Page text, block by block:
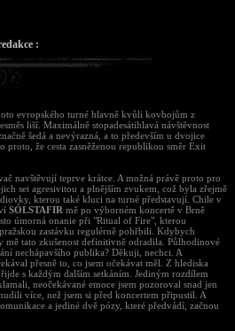
:
evropského turné hlavně kvůli kovbojům z
liší. Maximálně stopadesátihlavá návštěvnost
šedá a nevýrazná, a to především u dvojice
že cesta zasněženou republikou směr Exit
navštěvují teprve krátce. A možná právě proto pro
set agresivitou a plnějším zvukem, což byla zřejmě
kterou také kluci na turné představují. Chile v
SÓLSTAFIR mě po výborném koncertě v Brně
úmorná onanie při "Ritual of Fire", kterou
zastávku regulérně pohřbili. Kdybych
mě tato zkušenost definitivně odradila. Půlhodinové
nechápavšího publika? Děkuji, nechci. A
přesně to, co jsem očekávat měl. Z hlediska
s každým dalším setkáním. Jediným rozdílem
neočekávané emoce jsem pozoroval snad jen
více, než jsem si před koncertem připustil. A
a jediné dvě pózy, které předvádí, začnou